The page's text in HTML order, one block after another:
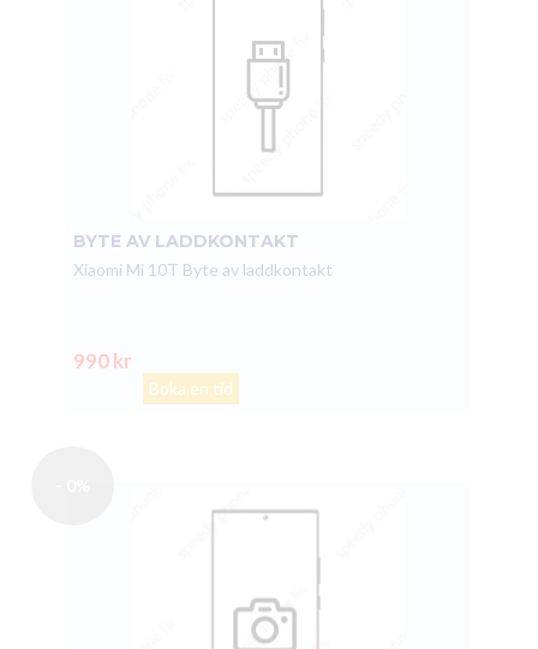
BYTE AV LADDKONTAKT
Xiaomi Mi 10T Byte av laddkontakt
990 kr
Boka en tid